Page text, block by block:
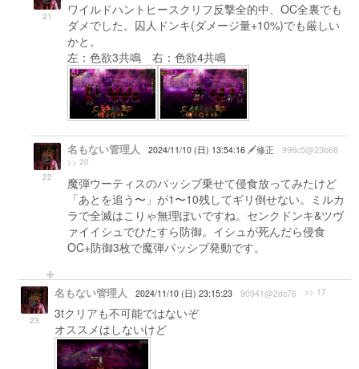
21
ワイルドハントヒースクリフ反撃全的中、OC全裏でも
ダメでした。囚人ドンキ(ダメージ量+10%)でも厳しい
かと。
左：色欲3共鳴 右：色欲4共鳴
22
名もない管理人 2024/11/10 (日) 13:54:16 修正 996c5@23b68
>> 20
魔弾ウーティスのパッシブ乗せて侵食放ってみたけど
「あとを追う〜」が1〜10残してギリ倒せない。ミルカ
ラで全滅はこりゃ無理ぽいですね。センクドンキ&ツヴ
ァイイシュでひたすら防御。イシュが死んだら侵食
OC+防御3枚で魔弾パッシブ発動です。
23
名もない管理人 2024/11/10 (日) 23:15:23 90941@2dc76 >> 17
3tクリアも不可能ではないぞ
オススメはしないけど